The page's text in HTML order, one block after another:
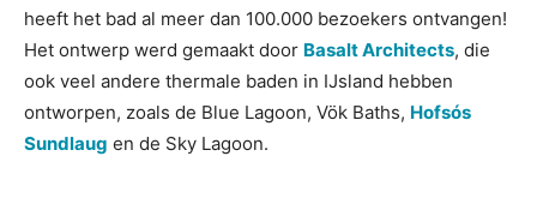
heeft het bad al meer dan 100.000 bezoekers ontvangen!
Het ontwerp werd gemaakt door Basalt Architects, die
ook veel andere thermale baden in IJsland hebben
ontworpen, zoals de Blue Lagoon, Vök Baths, Hofsós
Sundlaug en de Sky Lagoon.